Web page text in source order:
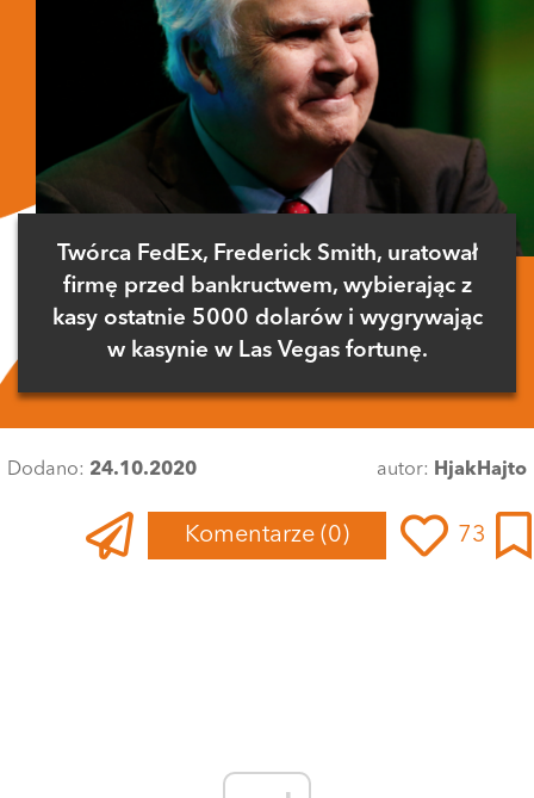
Twórca FedEx, Frederick Smith, uratował
firmę przed bankructwem, wybierając z
kasy ostatnie 5000 dolarów i wygrywając
w kasynie w Las Vegas fortunę.
Dodano: 24.10.2020 autor: HjakHajto
Komentarze (0) 73